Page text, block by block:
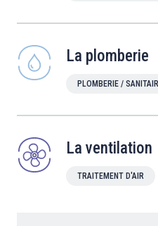
La plomberie
PLOMBERIE /
La ventilation
TRAITEMENT D'AIR